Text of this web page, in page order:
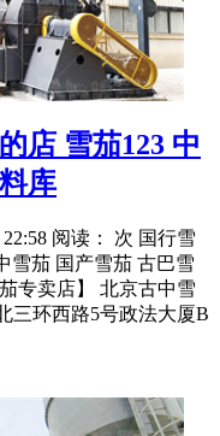
店 雪茄123 中
库
阅读： 次 国行雪
雪茄 国产雪茄 古巴雪
专卖店】 北京古中雪
三环西路5号政法大厦B